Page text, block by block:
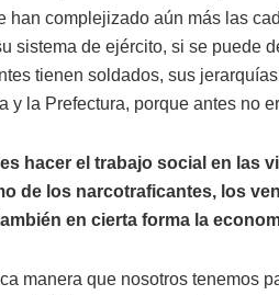
han complejizado aún más las
sistema de ejército, si se puede
tienen soldados, sus
y la Prefectura, porque antes no
hacer el trabajo social en las
de los narcotraficantes, los
en cierta forma la
manera que nosotros tenemos